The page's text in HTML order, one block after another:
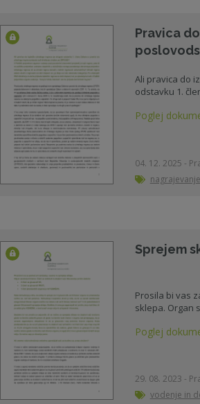
Pravica
Ali pravica do
odstavku 1.
Poglej
04. 12. 2025 -
nagrajevanje
Sprejem
Prosila bi vas
sklepa. Organ
Poglej
29. 08. 2023 -
vodenje in